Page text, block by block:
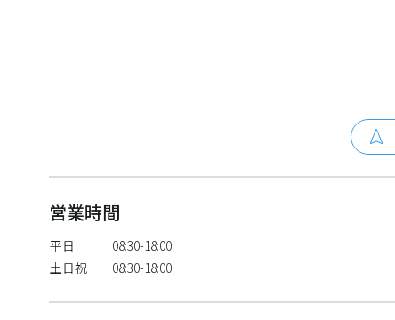
営業時間
平日
08:30-18:00
土日祝
08:30-18:00